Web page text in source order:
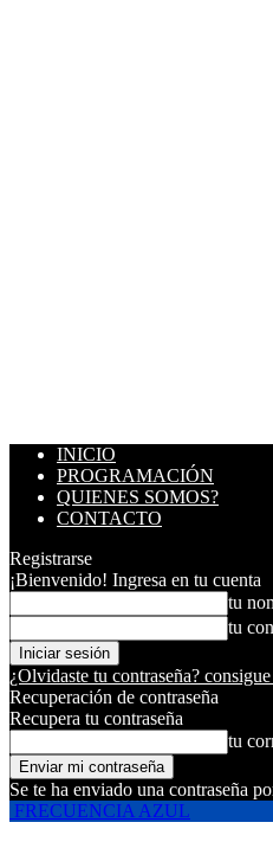
INICIO
PROGRAMACIÓN
QUIENES SOMOS?
CONTACTO
Registrarse
¡Bienvenido! Ingresa en tu cuenta
tu
tu
¿Olvidaste tu contraseña?
Recuperación de contraseña
Recupera tu contraseña
tu
Se te ha enviado una contraseña
FRECUENCIA AZUL